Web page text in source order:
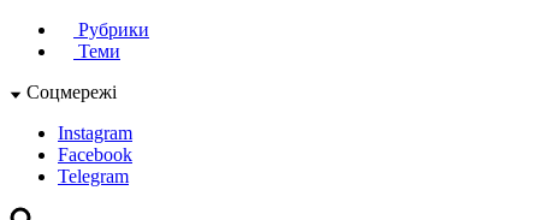
Рубрики
Теми
Соцмережі
Instagram
Facebook
Telegram